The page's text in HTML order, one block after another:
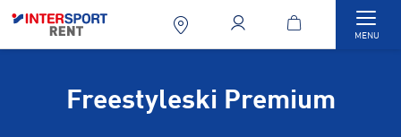
MENU
Freestyleski Premium